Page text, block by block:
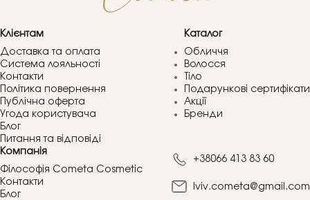
Клієнтам
Доставка та оплата
Система лояльності
Контакти
Політика повернення
Публічна оферта
Угода користувача
Блог
Питання та відповіді
Каталог
Обличчя
Волосся
Тіло
Подарункові сертифікати
Акції
Бренди
Компанія
Філософія Cometa Cosmetic
Контакти
Блог
+38066 413 83 60
lviv.cometa@gmail.com